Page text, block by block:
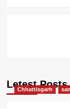
Letest Posts
Chhattisgarh